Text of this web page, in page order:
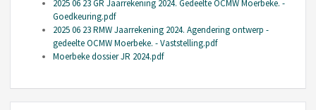
2025 06 23 GR Jaarrekening 2024. Gedeelte OCMW Moerbeke. -
Goedkeuring.pdf
2025 06 23 RMW Jaarrekening 2024. Agendering ontwerp -
gedeelte OCMW Moerbeke. - Vaststelling.pdf
Moerbeke dossier JR 2024.pdf